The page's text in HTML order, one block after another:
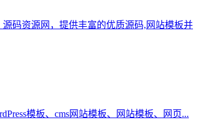
码资源网，提供丰富的优质源码,网站模板并
模板、cms网站模板、网站模板、网页...